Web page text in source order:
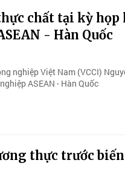
chất tại kỳ họp
- Hàn Quốc
nghiệp Việt Nam (VCCI)
ASEAN - Hàn Quốc
thực trước